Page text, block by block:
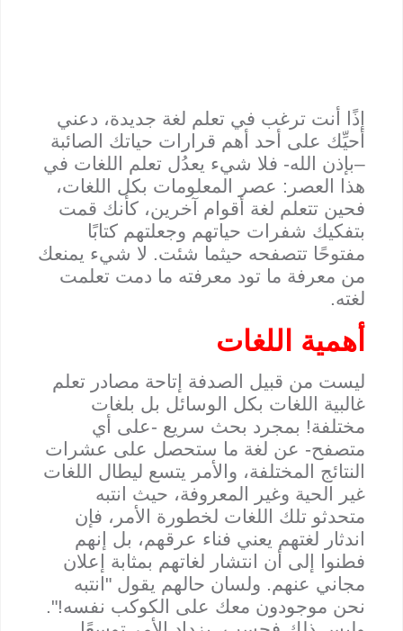
إذًا أنت ترغب في تعلم لغة جديدة، دعني
أحيِّك على أحد أهم قرارات حياتك الصائبة
–بإذن الله- فلا شيء يعدُل تعلم اللغات في
هذا العصر: عصر المعلومات بكل اللغات،
فحين تتعلم لغة أقوام آخرين، كأنك قمت
بتفكيك شفرات حياتهم وجعلتهم كتابًا
مفتوحًا تتصفحه حيثما شئت. لا شيء يمنعك
من معرفة ما تود معرفته ما دمت تعلمت
لغته.
أهمية اللغات
ليست من قبيل الصدفة إتاحة مصادر تعلم
غالبية اللغات بكل الوسائل بل بلغات
مختلفة! بمجرد بحث سريع -على أي
متصفح- عن لغة ما ستحصل على عشرات
النتائج المختلفة، والأمر يتسع ليطال اللغات
غير الحية وغير المعروفة، حيث انتبه
متحدثو تلك اللغات لخطورة الأمر، فإن
اندثار لغتهم يعني فناء عرقهم، بل إنهم
فطنوا إلى أن انتشار لغاتهم بمثابة إعلان
مجاني عنهم. ولسان حالهم يقول "انتبه
نحن موجودون معك على الكوكب نفسه!".